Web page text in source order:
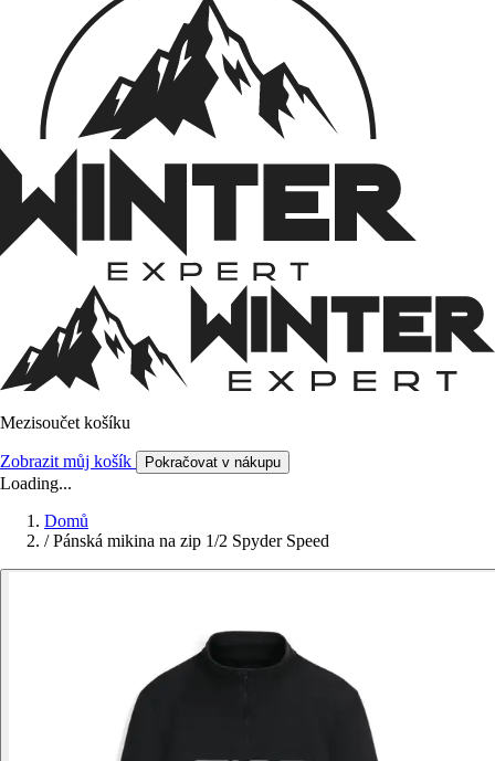
Mezisoučet košíku
Zobrazit můj košík Pokračovat v nákupu
Loading...
Domů
/ Pánská mikina na zip 1/2 Spyder Speed